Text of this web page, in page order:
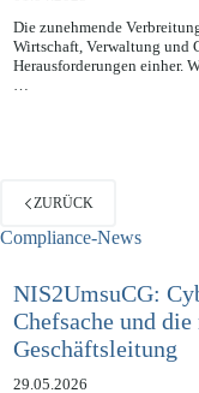
01.04.2025
Die zunehmende
Wirtschaft, Verwaltung und
Herausforderungen einher.
ZURÜCK
NIS2UmsuCG:
Chefsache und die
Geschäftsleitung